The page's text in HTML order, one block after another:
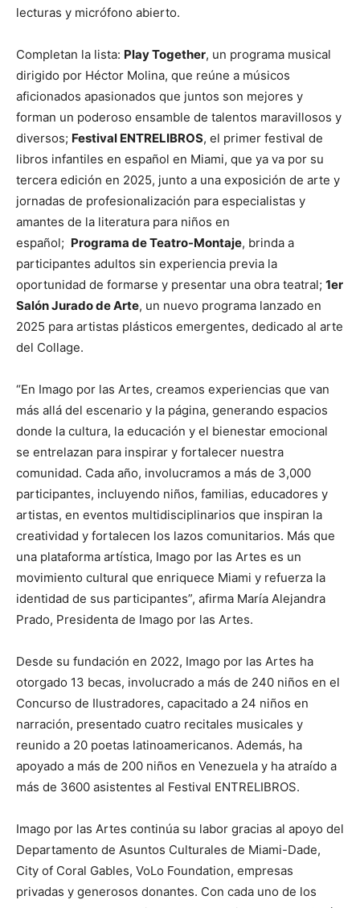
lecturas y micrófono abierto.
Completan la lista: Play Together, un programa musical
dirigido por Héctor Molina, que reúne a músicos
aficionados apasionados que juntos son mejores y
forman un poderoso ensamble de talentos maravillosos y
diversos; Festival ENTRELIBROS, el primer festival de
libros infantiles en español en Miami, que ya va por su
tercera edición en 2025, junto a una exposición de arte y
jornadas de profesionalización para especialistas y
amantes de la literatura para niños en
español; Programa de Teatro-Montaje, brinda a
participantes adultos sin experiencia previa la
oportunidad de formarse y presentar una obra teatral; 1er
Salón Jurado de Arte, un nuevo programa lanzado en
2025 para artistas plásticos emergentes, dedicado al arte
del Collage.
“En Imago por las Artes, creamos experiencias que van
más allá del escenario y la página, generando espacios
donde la cultura, la educación y el bienestar emocional
se entrelazan para inspirar y fortalecer nuestra
comunidad. Cada año, involucramos a más de 3,000
participantes, incluyendo niños, familias, educadores y
artistas, en eventos multidisciplinarios que inspiran la
creatividad y fortalecen los lazos comunitarios. Más que
una plataforma artística, Imago por las Artes es un
movimiento cultural que enriquece Miami y refuerza la
identidad de sus participantes”, afirma María Alejandra
Prado, Presidenta de Imago por las Artes.
Desde su fundación en 2022, Imago por las Artes ha
otorgado 13 becas, involucrado a más de 240 niños en el
Concurso de Ilustradores, capacitado a 24 niños en
narración, presentado cuatro recitales musicales y
reunido a 20 poetas latinoamericanos. Además, ha
apoyado a más de 200 niños en Venezuela y ha atraído a
más de 3600 asistentes al Festival ENTRELIBROS.
Imago por las Artes continúa su labor gracias al apoyo del
Departamento de Asuntos Culturales de Miami-Dade,
City of Coral Gables, VoLo Foundation, empresas
privadas y generosos donantes. Con cada uno de los